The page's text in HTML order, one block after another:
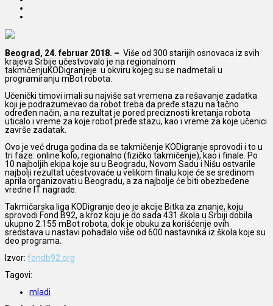
Beograd, 24. februar 2018. – Više od 300 starijih osnovaca iz svih
krajeva Srbije učestvovalo je na regionalnom
takmičenjuKODigranjeje u okviru kojeg su se nadmetali u
programiranju mBot robota.
Učenički timovi imali su najviše sat vremena za rešavanje zadatka
koji je podrazumevao da robot treba da pređe stazu na tačno
određen način, a na rezultat je pored preciznosti kretanja robota
uticalo i vreme za koje robot pređe stazu, kao i vreme za koje učenici
završe zadatak.
Ovo je već druga godina da se takmičenje KODigranje sprovodi i to u
tri faze: online kolo, regionalno (fizičko takmičenje), kao i finale. Po
10 najboljih ekipa koje su u Beogradu, Novom Sadu i Nišu ostvarile
najbolji rezultat učestvovaće u velikom finalu koje će se sredinom
aprila organizovati u Beogradu, a za najbolje će biti obezbeđene
vredne IT nagrade.
Takmičarska liga KODigranje deo je akcije Bitka za znanje, koju
sprovodi Fond B92, a kroz koju je do sada 431 škola u Srbiji dobila
ukupno 2.155 mBot robota, dok je obuku za korišćenje ovih
sredstava u nastavi pohađalo više od 600 nastavnika iz škola koje su
deo programa.
Izvor: fondb92.org
Tagovi:
mladi